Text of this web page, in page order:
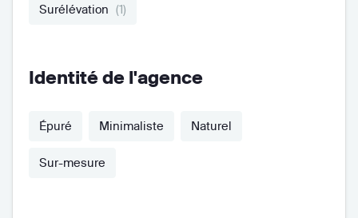
Surélévation (1)
Identité de l'agence
Épuré Minimaliste Naturel
Sur-mesure